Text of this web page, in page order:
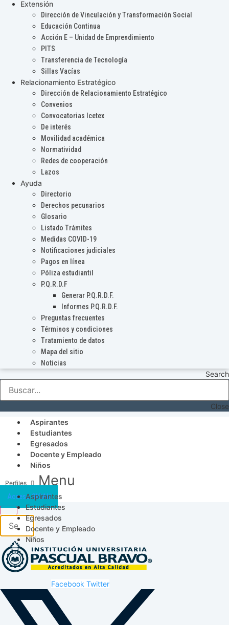
Extensión
Dirección de Vinculación y Transformación Social
Educación Continua
Acción E – Unidad de Emprendimiento
PITS
Transferencia de Tecnología
Sillas Vacías
Relacionamiento Estratégico
Dirección de Relacionamiento Estratégico
Convenios
Convocatorias Icetex
De interés
Movilidad académica
Normatividad
Redes de cooperación
Lazos
Ayuda
Directorio
Derechos pecunarios
Glosario
Listado Trámites
Medidas COVID-19
Notificaciones judiciales
Pagos en línea
Póliza estudiantil
P.Q.R.D.F
Generar P.Q.R.D.F.
Informes P.Q.R.D.F.
Preguntas frecuentes
Términos y condiciones
Tratamiento de datos
Mapa del sitio
Noticias
Search
Close
Aspirantes
Estudiantes
Egresados
Docente y Empleado
Niños
Menu
Aspirantes
Estudiantes
Egresados
Docente y Empleado
Niños
Acceso SICAU
Facebook Twitter